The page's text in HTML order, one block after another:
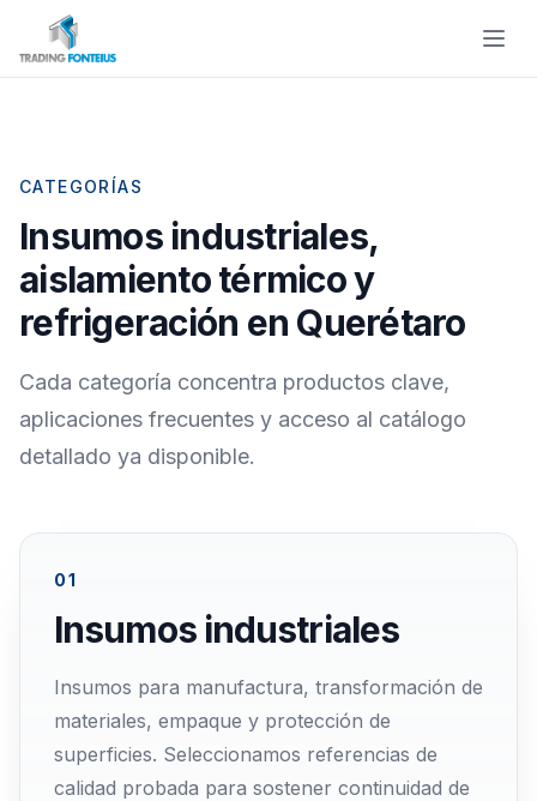
Abrir
CATEGORÍAS
Insumos industriales,
aislamiento térmico y
refrigeración en Querétaro
Cada categoría concentra productos clave,
aplicaciones frecuentes y acceso al catálogo
detallado ya disponible.
01
Insumos industriales
Insumos para manufactura, transformación de
materiales, empaque y protección de
superficies. Seleccionamos referencias de
calidad probada para sostener continuidad de